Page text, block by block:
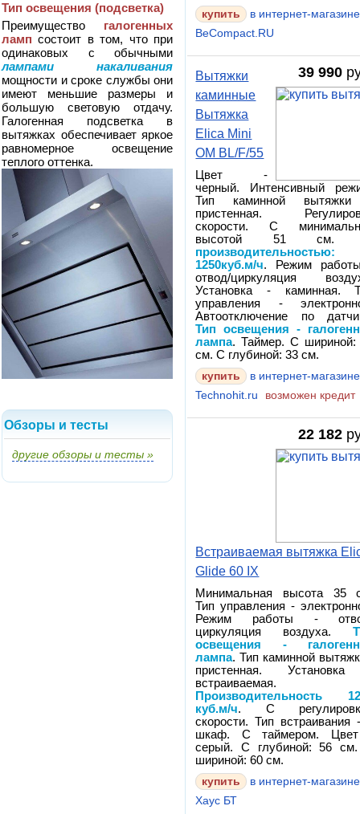
Тип освещения (подсветка)
Преимущество галогенных
ламп состоит в том, что при
одинаковых с обычными
лампами накаливания
мощности и сроке службы они
имеют меньшие размеры и
большую световую отдачу.
Галогенная подсветка в
вытяжках обеспечивает яркое
равномерное освещение
теплого оттенка.
Обзоры и тесты
другие обзоры и тесты »
в интернет-магазине
BeCompact.RU
39 990
Вытяжки
каминные
Вытяжка
Elica Mini
OM BL/F/55
Цвет -
черный. Интенсивный
Тип каминной
пристенная.
скорости. С
высотой 51
производительностью:
1250куб.м/ч. Режим
отвод/циркуляция
Установка - каминная.
управления -
Автоотключение по
Тип освещения -
лампа. Таймер. С шириной:
см. С глубиной: 33 см.
в интернет-магазине
Technohit.ru
возможен кредит
22 182
Встраиваемая вытяжка
Glide 60 IX
Минимальная высота 35
Тип управления -
Режим работы -
циркуляция воздуха.
освещения -
лампа. Тип каминной
пристенная.
встраиваемая.
Производительность
куб.м/ч. С
скорости. Тип встраивания
шкаф. С таймером.
серый. С глубиной: 56
шириной: 60 см.
в интернет-магазине
Хаус БТ